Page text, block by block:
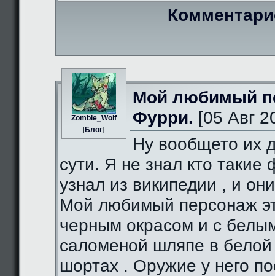
Zombie_Wolf
[Блог]
Мой любимый
Фурри. [05 Авг
Ну вообщето их
сути. Я не знал кто такие
узнал из википедии , и
Мой любимый персонаж
черным окрасом и с
саломеной шляпе в
шортах . Оружие у него